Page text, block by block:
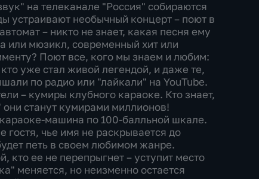
на телеканале "Россия" собираются
устраивают необычный концерт – поют в
– никто не знает, какая песня ему
или мюзикл, современный хит или
Поют все, кого мы знаем и любим:
уже стал живой легендой, и даже те,
по радио или "лайкали" на YouTube.
– кумиры клубного караоке. Кто знает,
станут кумирами миллионов!
машина по 100-балльной шкале.
гостя, чье имя не раскрывается до
петь в своем любимом жанре.
кто ее не перепрыгнет – уступит место
меняется, но неизменно остается